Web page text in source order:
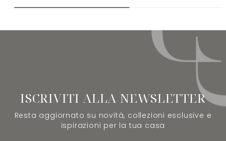
ISCRIVITI ALLA NEWSLETTER
Resta aggiornato su novità, collezioni esclusive e
ispirazioni per la tua casa